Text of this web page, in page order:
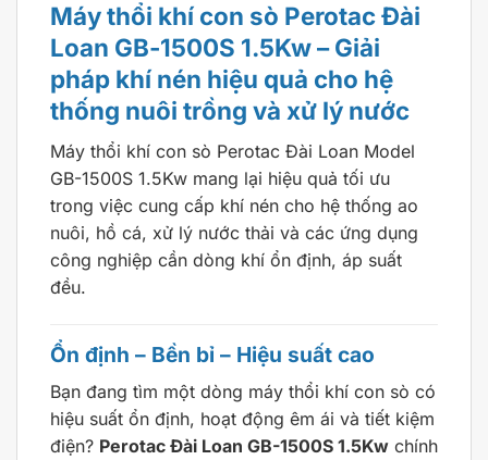
Máy thổi khí con sò Perotac Đài
Loan GB-1500S 1.5Kw – Giải
pháp khí nén hiệu quả cho hệ
thống nuôi trồng và xử lý nước
Máy thổi khí con sò Perotac Đài Loan Model
GB-1500S 1.5Kw mang lại hiệu quả tối ưu
trong việc cung cấp khí nén cho hệ thống ao
nuôi, hồ cá, xử lý nước thải và các ứng dụng
công nghiệp cần dòng khí ổn định, áp suất
đều.
Ổn định – Bền bỉ – Hiệu suất cao
Bạn đang tìm một dòng máy thổi khí con sò có
hiệu suất ổn định, hoạt động êm ái và tiết kiệm
điện? Perotac Đài Loan GB-1500S 1.5Kw chính